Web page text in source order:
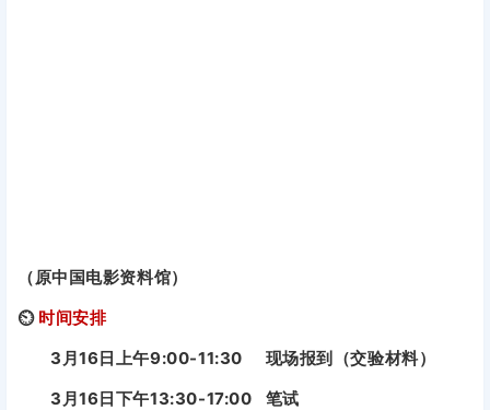
（原中国电影资料馆）
⏲ 时间安排
3月16日上午9:00-11:30 现场报到（交验材料）
3月16日下午13:30-17:00 笔试